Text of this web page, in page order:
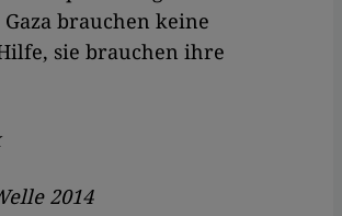
brauchen keine
sie brauchen ihre
2014